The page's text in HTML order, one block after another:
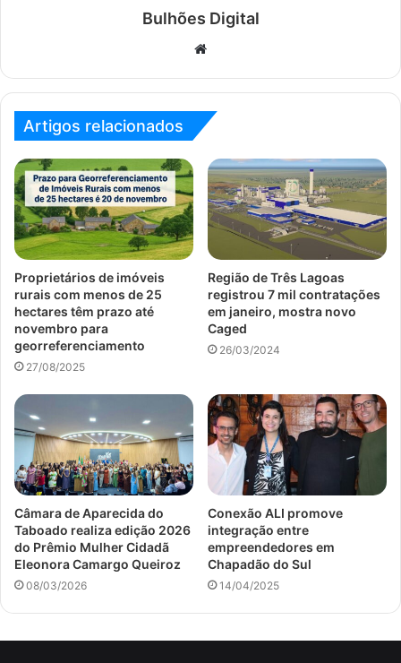
Bulhões Digital
Website
Artigos relacionados
Proprietários de imóveis
rurais com menos de 25
hectares têm prazo até
novembro para
georreferenciamento
27/08/2025
Região de Três Lagoas
registrou 7 mil contratações
em janeiro, mostra novo
Caged
26/03/2024
Câmara de Aparecida do
Taboado realiza edição 2026
do Prêmio Mulher Cidadã
Eleonora Camargo Queiroz
08/03/2026
Conexão ALI promove
integração entre
empreendedores em
Chapadão do Sul
14/04/2025